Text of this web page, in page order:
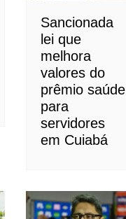
Sancionada
lei que
melhora
valores do
prêmio saúde
para
servidores
em Cuiabá